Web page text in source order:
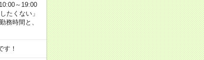
～19:00
たくない」
務時間と、
す！